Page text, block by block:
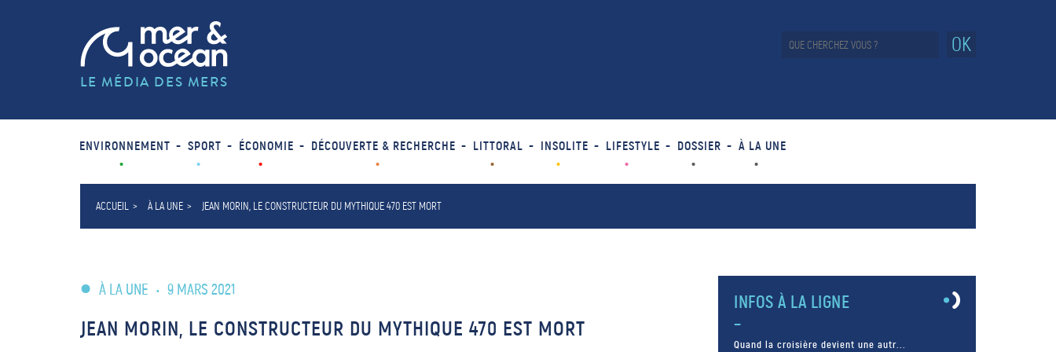
LE MÉDIA DES MERS
OK
ENVIRONNEMENT SPORT ÉCONOMIE DÉCOUVERTE & RECHERCHE LITTORAL INSOLITE LIFESTYLE DOSSIER À LA UNE
ACCUEIL À LA UNE JEAN MORIN, LE CONSTRUCTEUR DU MYTHIQUE 470 EST MORT
À LA UNE • 9 MARS 2021
JEAN MORIN, LE CONSTRUCTEUR DU MYTHIQUE 470 EST MORT
INFOS À LA LIGNE
Quand la croisière devient une autr...